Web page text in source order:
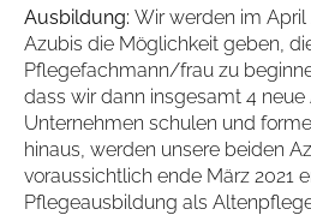
Ausbildung: Wir werden im April
Azubis die Möglichkeit geben,
Pflegefachmann/frau zu
dass wir dann insgesamt 4
Unternehmen schulen und
hinaus, werden unsere beiden
voraussichtlich ende März 2021
Pflegeausbildung als